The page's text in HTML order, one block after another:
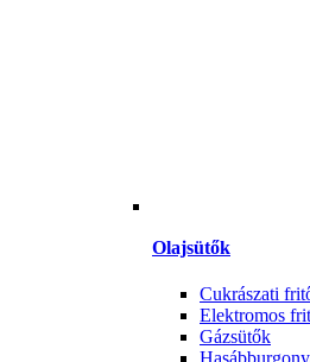
Olajsütők
Cukrászati
Elektromos
Gázsütők